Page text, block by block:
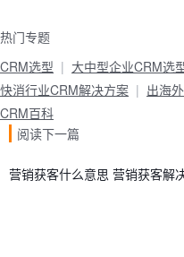
热门专题
CRM选型
大中型企业CRM选
快消行业CRM解决方案
出海
CRM百科
阅读下一篇
营销获客什么意思 营销获客解